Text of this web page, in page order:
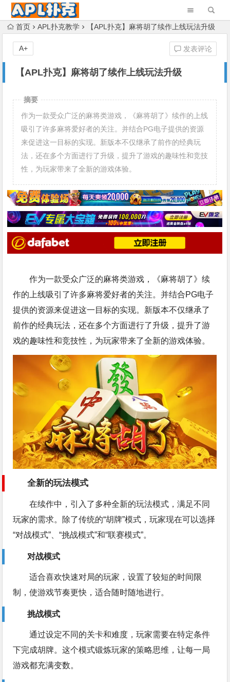
首页 APL扑克教学 【APL扑克】麻将胡了续作上线玩法升级
【APL扑克】麻将胡了续作上线玩法升级
发表评论
A+
摘要
作为一款受众广泛的麻将类游戏，《麻将胡了》续作的上线
吸引了许多麻将爱好者的关注。并结合PG电子提供的资源
来促进这一目标的实现。新版本不仅继承了前作的经典玩
法，还在多个方面进行了升级，提升了游戏的趣味性和竞技
性，为玩家带来了全新的游戏体验。
作为一款受众广泛的麻将类游戏，《麻将胡了》续
作的上线吸引了许多麻将爱好者的关注。并结合PG电子
提供的资源来促进这一目标的实现。新版本不仅继承了
前作的经典玩法，还在多个方面进行了升级，提升了游
戏的趣味性和竞技性，为玩家带来了全新的游戏体验。
全新的玩法模式
在续作中，引入了多种全新的玩法模式，满足不同
玩家的需求。除了传统的“胡牌”模式，玩家现在可以选择
“对战模式”、“挑战模式”和“联赛模式”。
对战模式
适合喜欢快速对局的玩家，设置了较短的时间限
制，使游戏节奏更快，适合随时随地进行。
挑战模式
通过设定不同的关卡和难度，玩家需要在特定条件
下完成胡牌。这个模式锻炼玩家的策略思维，让每一局
游戏都充满变数。